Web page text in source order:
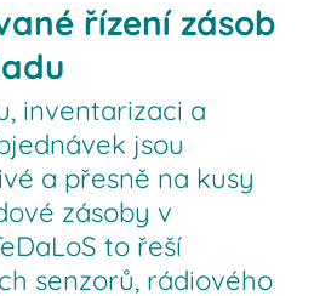
řízení zásob
inventarizaci a
jsou
a přesně na kusy
zásoby v
to řeší
senzorů, rádiového